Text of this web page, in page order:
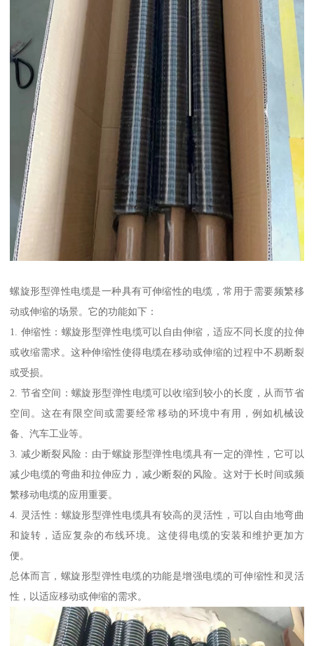
螺旋形型弹性电缆是一种具有可伸缩性的电缆，常用于需要频繁移
动或伸缩的场景。它的功能如下：
1. 伸缩性：螺旋形型弹性电缆可以自由伸缩，适应不同长度的拉伸
或收缩需求。这种伸缩性使得电缆在移动或伸缩的过程中不易断裂
或受损。
2. 节省空间：螺旋形型弹性电缆可以收缩到较小的长度，从而节省
空间。这在有限空间或需要经常移动的环境中有用，例如机械设
备、汽车工业等。
3. 减少断裂风险：由于螺旋形型弹性电缆具有一定的弹性，它可以
减少电缆的弯曲和拉伸应力，减少断裂的风险。这对于长时间或频
繁移动电缆的应用重要。
4. 灵活性：螺旋形型弹性电缆具有较高的灵活性，可以自由地弯曲
和旋转，适应复杂的布线环境。这使得电缆的安装和维护更加方
便。
总体而言，螺旋形型弹性电缆的功能是增强电缆的可伸缩性和灵活
性，以适应移动或伸缩的需求。